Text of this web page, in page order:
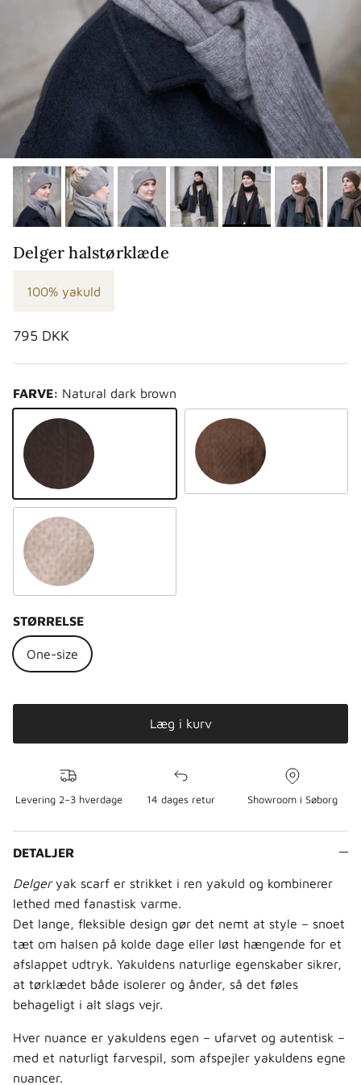
Delger halstørklæde
100% yakuld
Normalpris
795 DKK
FARVE: Natural dark brown
Natural dark brown Natural light brown
Natural platinum grey
STØRRELSE
One-size
Læg i kurv
Levering 2–3 hverdage 14 dages retur Showroom i Søborg
DETALJER
Delgeryak scarf er strikket i ren yakuld og kombinerer
lethed med fanastisk varme.
Det lange, fleksible design gør det nemt at style – snoet
tæt om halsen på kolde dage eller løst hængende for et
afslappet udtryk. Yakuldens naturlige egenskaber sikrer,
at tørklædet både isolerer og ånder, så det føles
behageligt i alt slags vejr.
Hver nuance er yakuldens egen – ufarvet og autentisk –
med et naturligt farvespil, som afspejler yakuldens egne
nuancer.